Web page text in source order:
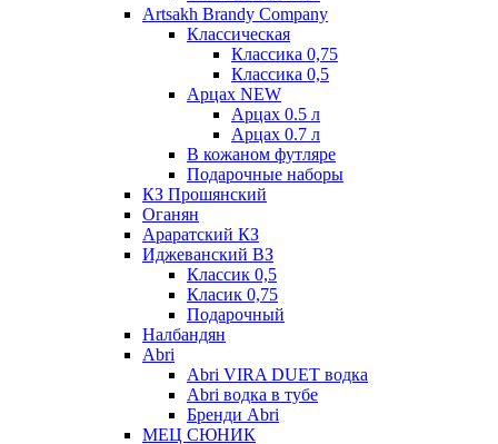
Artsakh Brandy Company
Классическая
Классика 0,75
Классика 0,5
Арцах NEW
Арцах 0.5 л
Арцах 0.7 л
В кожаном футляре
Подарочные наборы
КЗ Прошянский
Оганян
Араратский КЗ
Иджеванский ВЗ
Классик 0,5
Класик 0,75
Подарочный
Налбандян
Abri
Abri VIRA DUET водка
Abri водка в тубе
Бренди Abri
МЕЦ СЮНИК